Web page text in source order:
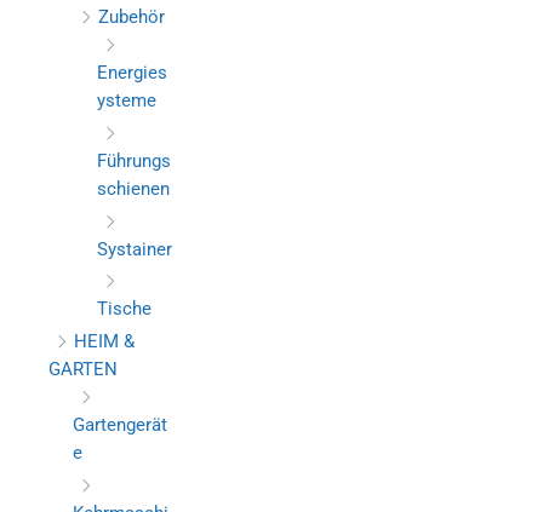
Zubehör
Energies
ysteme
Führungs
schienen
Systainer
Tische
HEIM &
GARTEN
Gartengerät
e